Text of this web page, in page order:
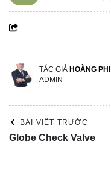
TÁC GIẢ HOÀNG PHI
ADMIN
BÀI VIẾT TRƯỚC
Globe Check Valve